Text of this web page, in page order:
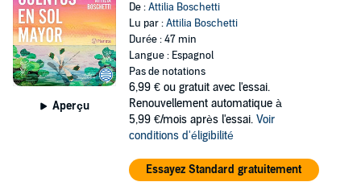
Aperçu
De :Attilia Boschetti
Lu par :Attilia Boschetti
Durée : 47 min
Langue : Espagnol
Pas de notations
6,99 € ou gratuit avec l'essai.
Renouvellement automatique à
5,99 €/mois après l'essai. Voir
conditions d'éligibilité
Essayez Standard gratuitement